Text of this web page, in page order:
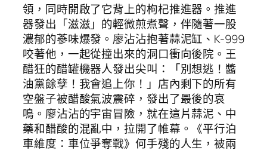
領，同時開啟了它背上的枸杞推進器。推進
器發出「滋滋」的輕微煎煮聲，伴隨著一股
濃郁的蔘味爆發。廖沾沾抱著蒜泥缸、K-999
咬著他，一起從撞出來的洞口衝向後院。王
醋狂的醋罐機器人發出尖叫：「別想逃！醬
油黨餘孽！我會追上你！」店內剩下的所有
空盤子被醋酸氣波震碎，發出了最後的哀
鳴。廖沾沾的宇宙冒險，就在這片蒜泥、中
藥和醋酸的混亂中，拉開了帷幕。《平行泊
車維度：車位爭奪戰》何手殘的人生，被兩